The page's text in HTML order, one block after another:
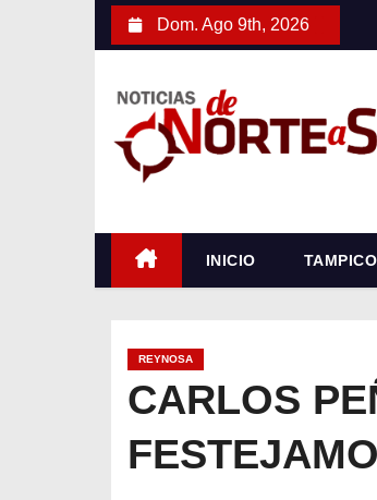
o
Dom. Ago 9th, 2026
INICIO TAMPICO
REYNOSA
CARLOS